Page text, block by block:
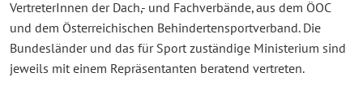
VertreterInnen der Dach,- und Fachverbände, aus dem ÖOC
und dem Österreichischen Behindertensportverband. Die
Bundesländer und das für Sport zuständige Ministerium sind
jeweils mit einem Repräsentanten beratend vertreten.